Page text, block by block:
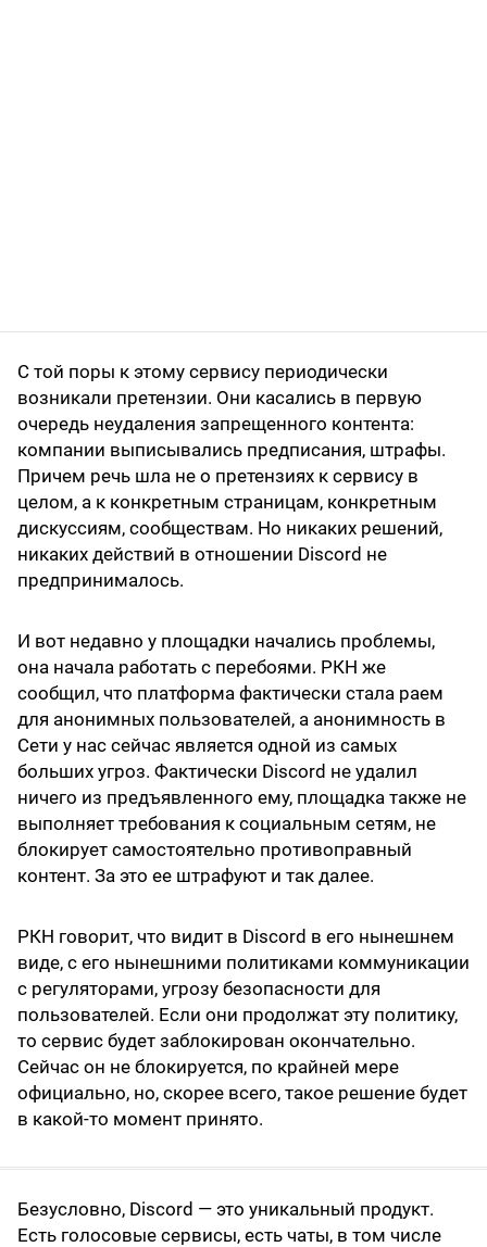
С той поры к этому сервису периодически
возникали претензии. Они касались в первую
очередь неудаления запрещенного контента:
компании выписывались предписания, штрафы.
Причем речь шла не о претензиях к сервису в
целом, а к конкретным страницам, конкретным
дискуссиям, сообществам. Но никаких решений,
никаких действий в отношении Discord не
предпринималось.
И вот недавно у площадки начались проблемы,
она начала работать с перебоями. РКН же
сообщил, что платформа фактически стала раем
для анонимных пользователей, а анонимность в
Сети у нас сейчас является одной из самых
больших угроз. Фактически Discord не удалил
ничего из предъявленного ему, площадка также не
выполняет требования к социальным сетям, не
блокирует самостоятельно противоправный
контент. За это ее штрафуют и так далее.
РКН говорит, что видит в Discord в его нынешнем
виде, с его нынешними политиками коммуникации
с регуляторами, угрозу безопасности для
пользователей. Если они продолжат эту политику,
то сервис будет заблокирован окончательно.
Сейчас он не блокируется, по крайней мере
официально, но, скорее всего, такое решение будет
в какой-то момент принято.
Безусловно, Discord — это уникальный продукт.
Есть голосовые сервисы, есть чаты, в том числе